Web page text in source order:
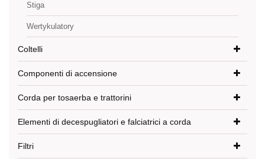
Stiga
Wertykulatory
Coltelli
Componenti di accensione
Corda per tosaerba e trattorini
Elementi di decespugliatori e falciatrici a corda
Filtri